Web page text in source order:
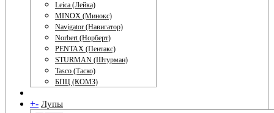
Leica (Лейка)
MINOX (Минокс)
Navigator (Навигатор)
Norbert (Норберт)
PENTAX (Пентакс)
STURMAN (Штурман)
Tasco (Таско)
БПЦ (КОМЗ)
+- Лупы